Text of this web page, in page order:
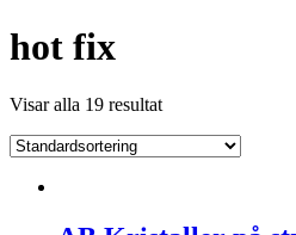
hot fix
Visar alla 19 resultat